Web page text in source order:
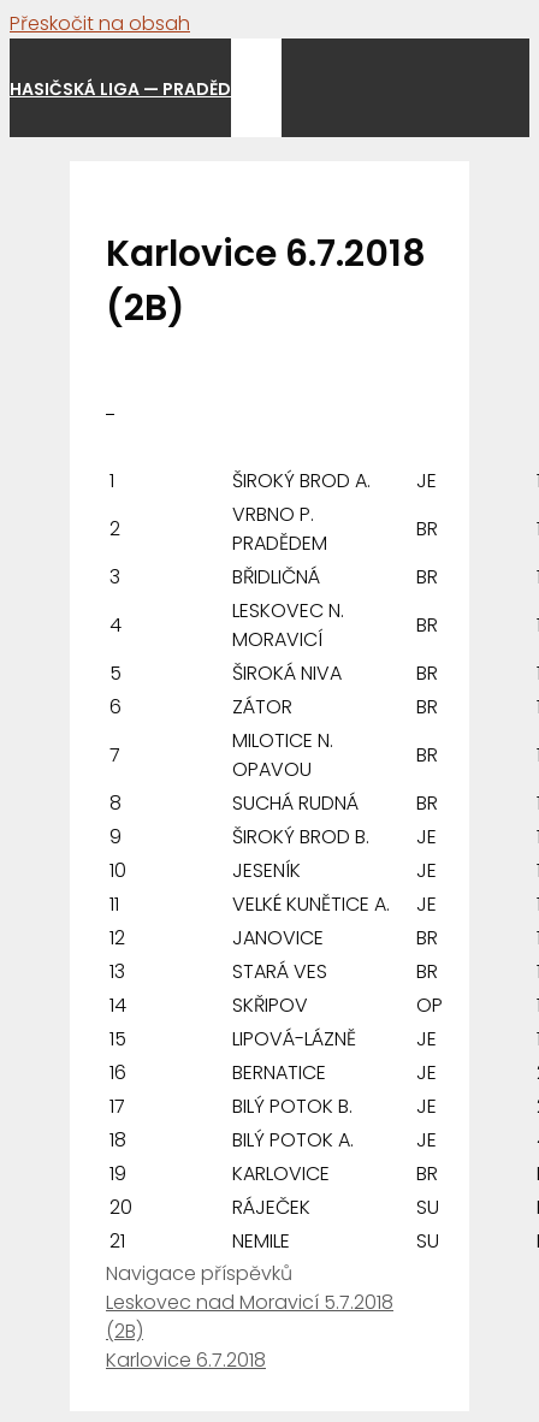
Přeskočit na obsah
HASIČSKÁ LIGA — PRADĚD
Karlovice 6.7.2018
(2B)
1 ŠIROKÝ BROD A. JE
2
VRBNO P.
PRADĚDEM
BR
3
BŘIDLIČNÁ BR
4
LESKOVEC N.
MORAVICÍ
BR
5
ŠIROKÁ NIVA BR
6
ZÁTOR BR
7
MILOTICE N.
OPAVOU
BR
8
SUCHÁ RUDNÁ BR
9
ŠIROKÝ BROD B. JE
10
JESENÍK JE
11
VELKÉ KUNĚTICE A. JE
12
JANOVICE BR
13
STARÁ VES BR
14
SKŘIPOV OP
15
LIPOVÁ-LÁZNĚ JE
16
BERNATICE JE
17
BILÝ POTOK B. JE
18
BILÝ POTOK A. JE
19
KARLOVICE BR
20
RÁJEČEK SU
21
NEMILE SU
Navigace příspěvků
Leskovec nad Moravicí 5.7.2018
(2B)
Karlovice 6.7.2018